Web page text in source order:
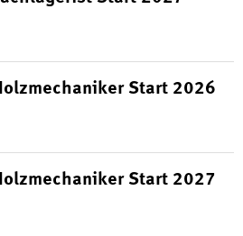
Start 2026
Start 2027